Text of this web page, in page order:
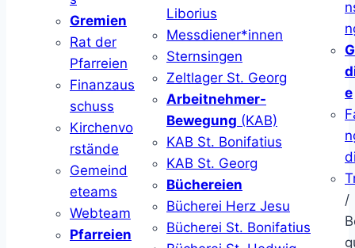
Gremien
Rat der
Pfarreien
Finanzaus
schuss
Kirchenvo
rstände
Gemeind
eteams
Webteam
Pfarreien
Liborius
Messdiener*innen
Sternsingen
Zeltlager St. Georg
Arbeitnehmer-
Bewegung (KAB)
KAB St. Bonifatius
KAB St. Georg
Büchereien
Bücherei Herz Jesu
Bücherei St. Bonifatius
e
/